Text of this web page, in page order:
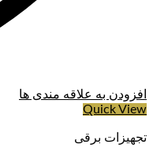
افزودن به علاقه مندی ها
Quick View
تجهیزات برقی